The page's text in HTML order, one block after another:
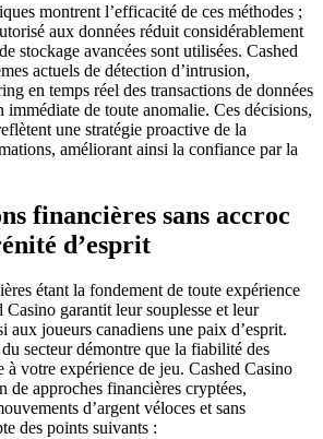
montrent l’efficacité de ces méthodes ;
aux données réduit considérablement
stockage avancées sont utilisées. Cashed
actuels de détection d’intrusion,
en temps réel des transactions de données
immédiate de toute anomalie. Ces décisions,
une stratégie proactive de la
améliorant ainsi la confiance par la
financières sans accroc
d’esprit
étant la fondement de toute expérience
Casino garantit leur souplesse et leur
aux joueurs canadiens une paix d’esprit.
secteur démontre que la fiabilité des
à votre expérience de jeu. Cashed Casino
de approches financières cryptées,
d’argent véloces et sans
des points suivants :